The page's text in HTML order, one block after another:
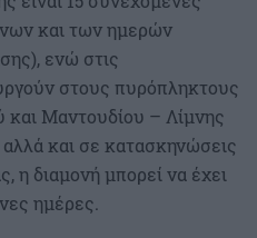
και των ημερών
ενώ στις
στους πυρόπληκτους
και Μαντουδίου – Λίμνης
και σε κατασκηνώσεις
η διαμονή μπορεί να έχει
ημέρες.